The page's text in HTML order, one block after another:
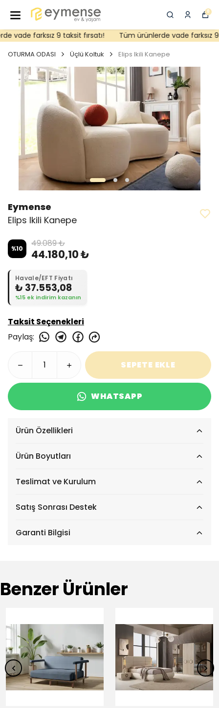
0
vade farksız 9 taksit fırsatı! Tüm ürünlerde vade farksız 9
OTURMA ODASI Üçlü Koltuk Elips Ikili Kanepe
Eymense
Elips Ikili Kanepe
%10 49.089 ₺
44.180,10 ₺
Havale/EFT Fiyatı
₺ 37.553,08
%15 ek indirim kazanın
Taksit Seçenekleri
Paylaş:
SEPETE EKLE
WHATSAPP
Ürün Özellikleri
Ürün Boyutları
Teslimat ve Kurulum
Satış Sonrası Destek
Garanti Bilgisi
Benzer Ürünler